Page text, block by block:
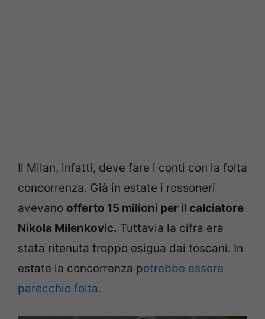
Il Milan, infatti, deve fare i conti con la folta
concorrenza. Già in estate i rossoneri
avevano offerto 15 milioni per il calciatore
Nikola Milenkovic. Tuttavia la cifra era
stata ritenuta troppo esigua dai toscani. In
estate la concorrenza potrebbe essere
parecchio folta.